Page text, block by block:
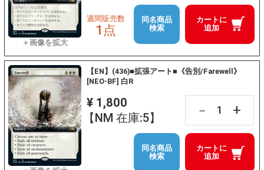
カートに
追加
週間販売数
1点
同名商品
検索
【EN】(436)■拡張アート■《告別/Farewell》
[NEO-BF] 白R
¥ 1,800
【NM 在庫:5】
－ +
カートに
追加
同名商品
検索